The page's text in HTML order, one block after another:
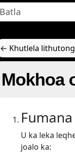
← Khutlela
Mokhoa
U ka leka
joalo ka: